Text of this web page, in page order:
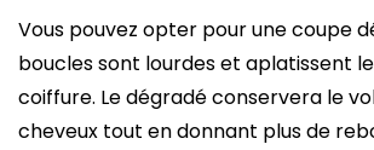
Vous pouvez opter pour une coupe
boucles sont lourdes et aplatissent
coiffure. Le dégradé conservera le
cheveux tout en donnant plus de